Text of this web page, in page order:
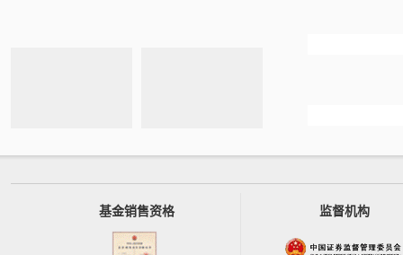
基金销售资格 监督机构